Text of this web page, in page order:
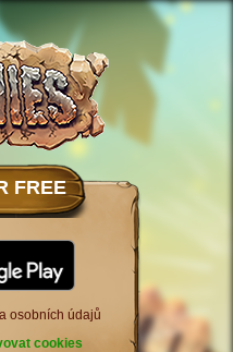
FREE
osobních údajů
cookies